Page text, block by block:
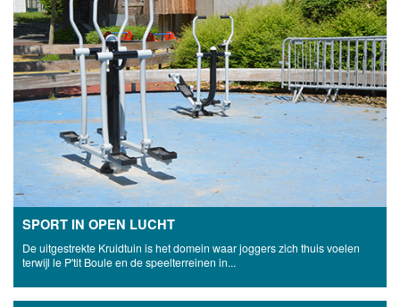
SPORT IN OPEN LUCHT
De uitgestrekte Kruidtuin is het domein waar joggers zich thuis voelen
terwijl le P'tit Boule en de speelterreinen in...